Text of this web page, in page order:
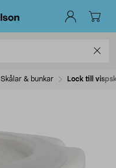
Skålar & bunkar Lock till